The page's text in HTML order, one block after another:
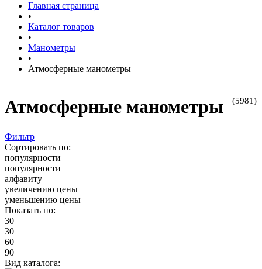
Главная страница
•
Каталог товаров
•
Манометры
•
Атмосферные манометры
Атмосферные манометры (5981)
Фильтр
Сортировать по:
популярности
популярности
алфавиту
увеличению цены
уменьшению цены
Показать по:
30
30
60
90
Вид каталога: